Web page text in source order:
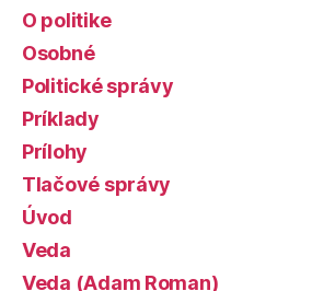
O politike
Osobné
Politické správy
Príklady
Prílohy
Tlačové správy
Úvod
Veda
Veda (Adam Roman)